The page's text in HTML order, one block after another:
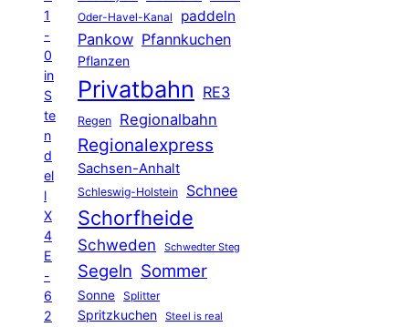
1
-
0
in
S
te
n
d
el
l
X
4
E
-
6
2
Oder-Havel-Kanal paddeln
Pankow Pfannkuchen
Pflanzen
Privatbahn RE3
Regen Regionalbahn
Regionalexpress
Sachsen-Anhalt
Schleswig-Holstein Schnee
Schorfheide
Schweden Schwedter Steg
Segeln Sommer
Sonne Splitter
Spritzkuchen Steel is real